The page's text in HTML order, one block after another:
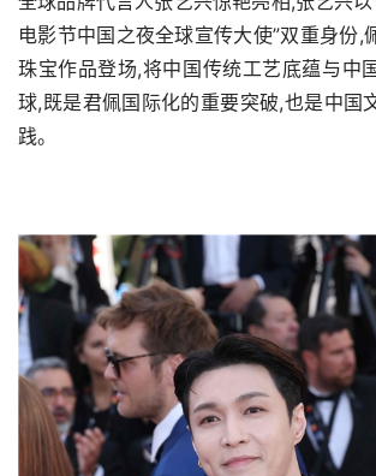
电影节中国之夜全球宣传大使”双重身份,
珠宝作品登场,将中国传统工艺底蕴与中
球,既是君佩国际化的重要突破,也是中国
践。